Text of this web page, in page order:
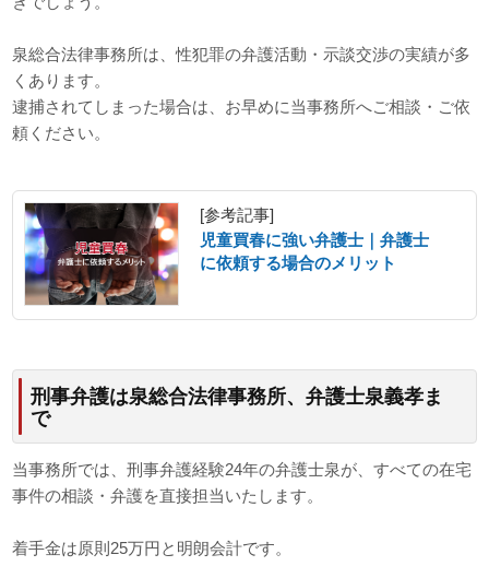
泉総合法律事務所は、性犯罪の弁護活動・示談交渉の実績が多
くあります。
逮捕されてしまった場合は、お早めに当事務所へご相談・ご依
頼ください。
[参考記事]
児童買春に強い弁護士｜弁護士
に依頼する場合のメリット
刑事弁護は泉総合法律事務所、弁護士泉義孝ま
で
当事務所では、刑事弁護経験24年の弁護士泉が、すべての在宅
事件の相談・弁護を直接担当いたします。
着手金は原則25万円と明朗会計です。